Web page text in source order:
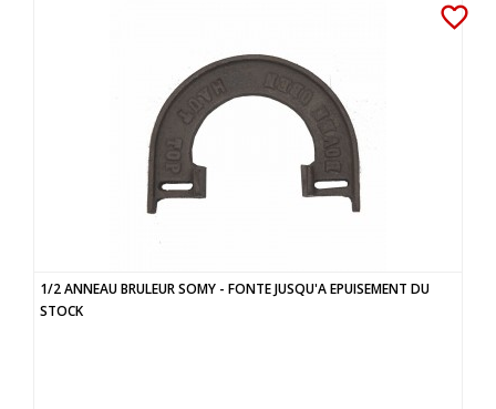
favorite_border
1/2 ANNEAU BRULEUR SOMY - FONTE JUSQU'A EPUISEMENT DU
STOCK